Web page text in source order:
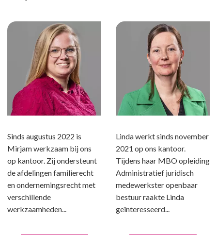
Sinds augustus 2022 is
Mirjam werkzaam bij ons
op kantoor. Zij ondersteunt
de afdelingen familierecht
en ondernemingsrecht met
verschillende
werkzaamheden...
Linda werkt sinds november
2021 op ons kantoor.
Tijdens haar MBO opleiding
Administratief juridisch
medewerkster openbaar
bestuur raakte Linda
geïnteresseerd...